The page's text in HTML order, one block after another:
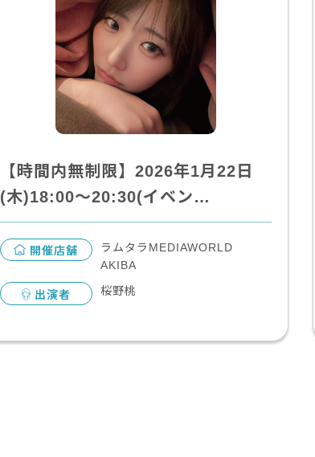
【時間内無制限】2026年1月22日
(木)18:00～20:30(イベン…
開催店舗
ラムタラMEDIAWORLD
AKIBA
出演者 桜野桃